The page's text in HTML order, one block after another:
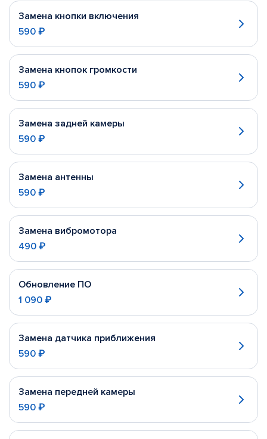
Замена кнопки включения
590 ₽
Замена кнопок громкости
590 ₽
Замена задней камеры
590 ₽
Замена антенны
590 ₽
Замена вибромотора
490 ₽
Обновление ПО
1 090 ₽
Замена датчика приближения
590 ₽
Замена передней камеры
590 ₽